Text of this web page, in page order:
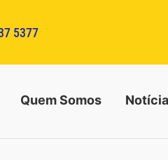
5377
Quem Somos